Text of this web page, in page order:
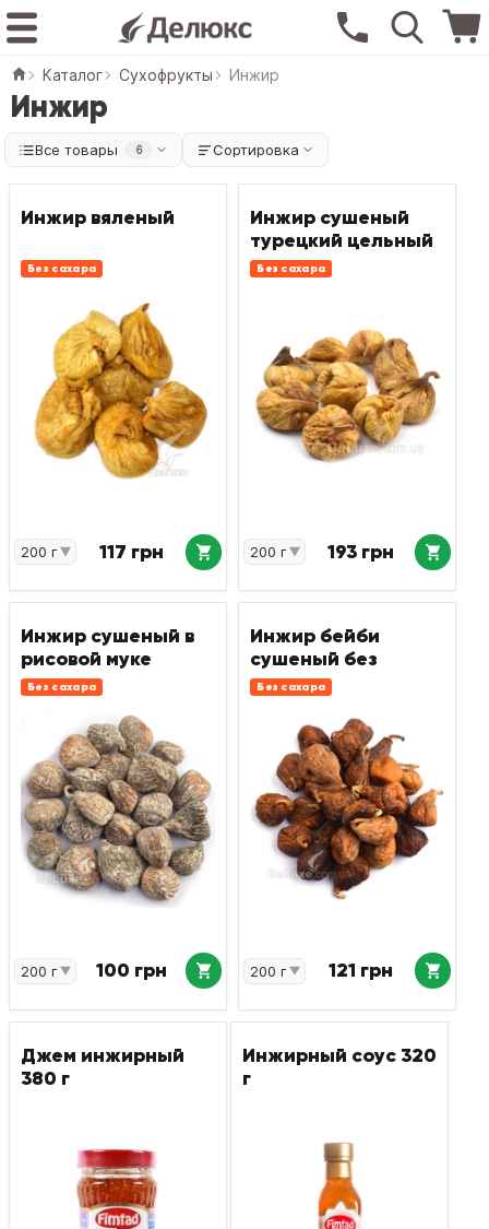
Каталог Сухофрукты Инжир
Инжир
Все товары 6 Сортировка
Инжир вяленый
Без сахара
117 грн
Инжир сушеный
турецкий цельный
Без сахара
193 грн
Инжир сушеный в
рисовой муке
Без сахара
100 грн
Инжир бейби
сушеный без
сахара
Без сахара
121 грн
Джем инжирный
380 г
Инжирный соус 320
г